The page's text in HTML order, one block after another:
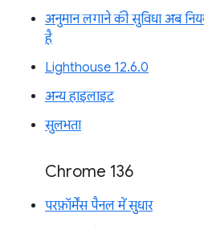
अनुमान लगाने की सुविधा अब
है
Lighthouse 12.6.0
अन्य हाइलाइट
सुलभता
Chrome 136
परफ़ॉर्मेंस पैनल में सुधार